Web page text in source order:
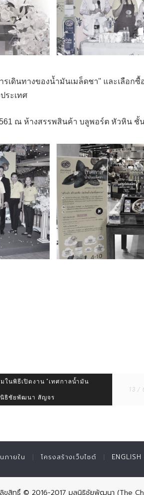
รเดินทางของน้ำมันเมล็ดชา" และเลือ
ระเทศ
ณ ห้างสรรพสินค้า บลูพอร์ต หัวหิน ชั้น
นพิธีเปิดงาน “เทศกาลน้ำมัน
ธิชัยพัฒนา สัญจร
13 /
ภายใน โครงสร้างเว็บไซต์ ENGLISH
ลิขสิทธิ์ © 2016-2017 มูลนิธิชัยพัฒนา (The